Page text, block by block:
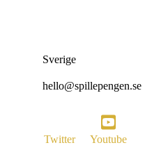
Sverige
hello@spillepengen.se
Twitter Youtube